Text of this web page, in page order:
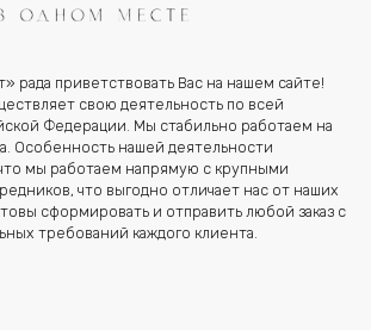
рада приветствовать Вас на нашем сайте!
свою деятельность по всей
Федерации. Мы стабильно работаем на
Особенность нашей деятельности
мы работаем напрямую с крупными
что выгодно отличает нас от наших
сформировать и отправить любой заказ с
требований каждого клиента.